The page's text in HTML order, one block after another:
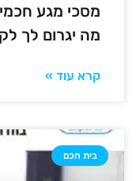
מסכי מגע
מה יגרום לך
קרא עוד »
בית חכם